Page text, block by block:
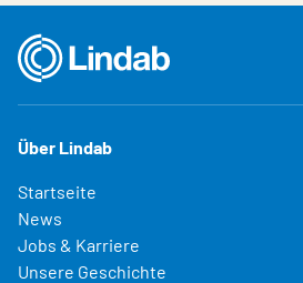
Über Lindab
Startseite
News
Jobs & Karriere
Unsere Geschichte